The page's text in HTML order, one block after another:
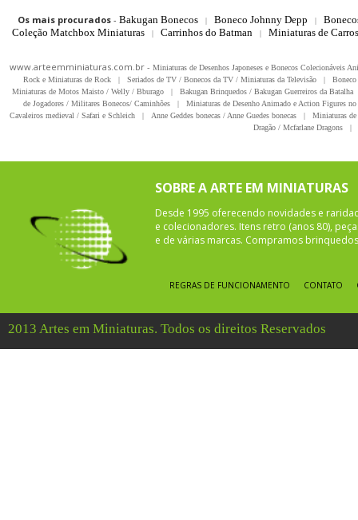
Os mais procurados- Bakugan Bonecos | Boneco Johnny Depp |
Coleção Matchbox Miniaturas
| Carrinhos do Batman | Miniaturas de
www.arteemminiaturas.com.br - Miniaturas de Desenhos Japoneses e Bonecos Colecionáveis
Rock e Miniaturas de Rock
| Seriados de TV / Bonecos da TV / Miniaturas da Televisão |
Miniaturas de Motos Maisto / Welly / Bburago
| Bakugan Brinquedos / Bakugan Guerreiros da Batalha
de Jogadores / Militares Bonecos/ Caminhões
|
Miniaturas de Desenho Animado e Action Figures
Cavaleiros medieval / Safari e Schleich
| Anne Geddes bonecas / Anne Guedes bonecas |
Miniaturas
Dragão / Mcfarlane Dragons
|
SOBRE A ARTE EM MINIATURAS
Desde 1995 oferecendo novidades e
e colecionadores. Itens retro (anos 80),
e de várias marcas. Compramos
REGRAS DE FUNCIONAMENTO CONTATO
2013 Artes em Miniaturas. Todos os direitos Reservados